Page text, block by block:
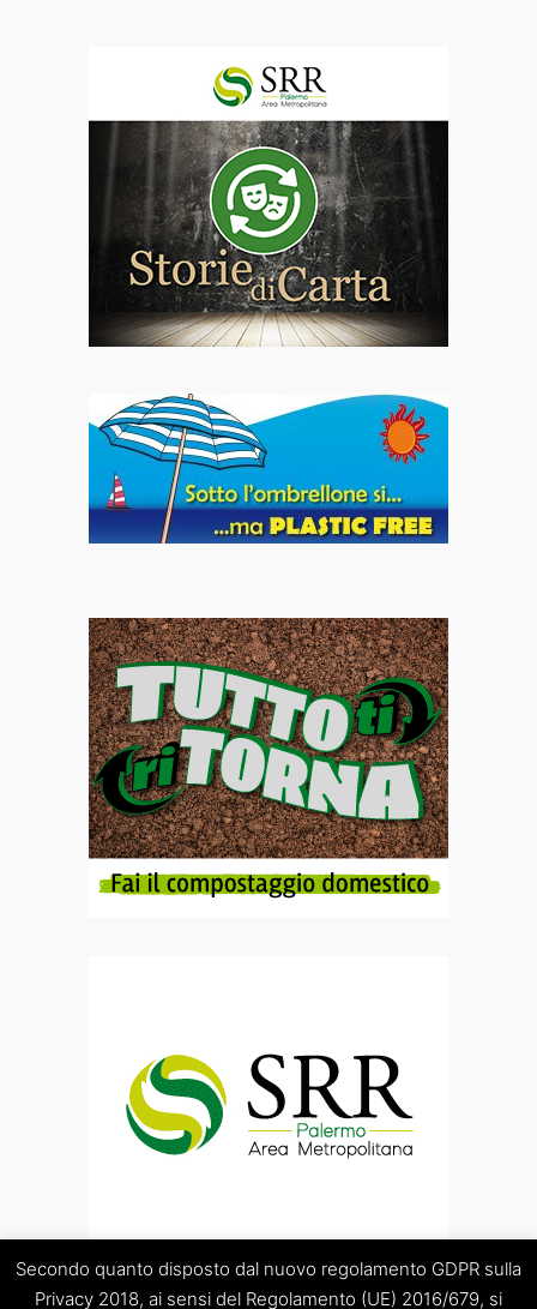
Secondo quanto disposto dal nuovo regolamento GDPR sulla
Privacy 2018, ai sensi del Regolamento (UE) 2016/679, si